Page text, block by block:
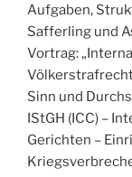
Aufgaben,
Safferling und
Vortrag:
Sinn und
IStGH (ICC) –
Gerichten –